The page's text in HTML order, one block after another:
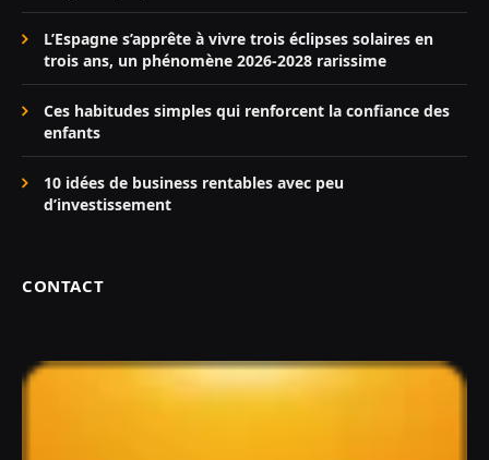
L’Espagne s’apprête à vivre trois éclipses solaires en
trois ans, un phénomène 2026-2028 rarissime
Ces habitudes simples qui renforcent la confiance des
enfants
10 idées de business rentables avec peu
d’investissement
CONTACT